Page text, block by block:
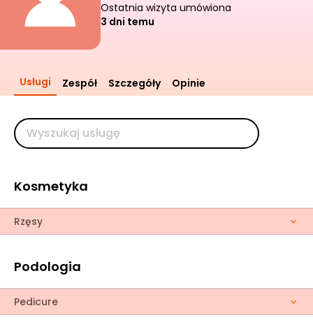
Ostatnia wizyta umówiona
3 dni temu
Usługi Zespół Szczegóły Opinie
Kosmetyka
Rzęsy
Podologia
Pedicure